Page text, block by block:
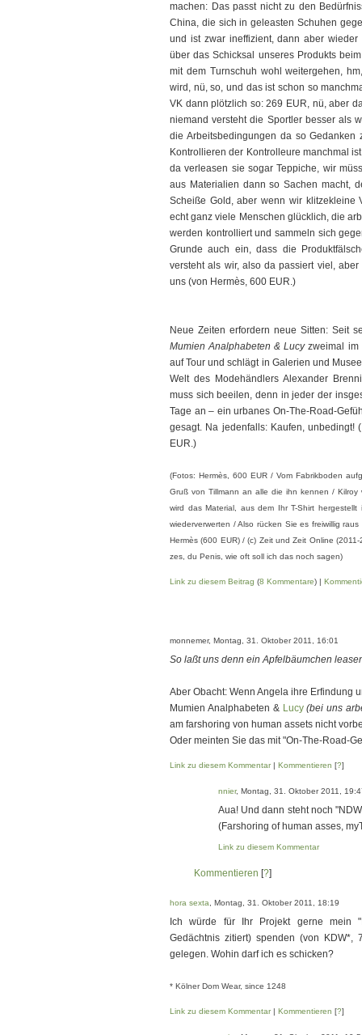
machen: Das passt nicht zu den
China, die sich in geleasten Schuhen
und ist zwar ineffizient, dann aber
über das Schicksal unseres Produkts
mit dem Turnschuh wohl weitergehen,
wird, nü, so, und das ist schon so
VK dann plötzlich so: 269 EUR, nü, aber
niemand versteht die Sportler besser als
die Arbeitsbedingungen da so
Kontrollieren der Kontrolleure manchmal
da verleasen sie sogar Teppiche, wir
aus Materialien dann so Sachen macht,
Scheiße Gold, aber wenn wir klitzekleine
echt ganz viele Menschen glücklich, die
werden kontrolliert und sammeln sich
Grunde auch ein, dass die
versteht als wir, also da passiert viel,
uns (von Hermès, 600 EUR.)
Neue Zeiten erfordern neue Sitten: Seit
Mumien Analphabeten & Lucyzweimal im
auf Tour und schlägt in Galerien und
Welt des Modehändlers Alexander
muss sich beeilen, denn in jeder der
Tage an – ein urbanes On-The-Road-
gesagt. Na jedenfalls: Kaufen, unbedingt!
EUR.)
(Fotos: Hermès, 600 EUR / Vom Fabrikboden
Gruß von Tillmann an alle die ihn kennen /
wird das Material, aus dem Ihr T-Shirt
wiederverwerten / Also rücken Sie es freiwillig
Hermès (600 EUR) / (c) Zeit und Zeit Online
zes, du Penis, wie oft soll ich das noch sagen)
Link zu diesem Beitrag (8 Kommentare) |
monnemer, Montag, 31. Oktober 2011, 16:01
So laßt uns denn ein Apfelbäumchen
Aber Obacht: Wenn Angela ihre Erfindung
Mumien Analphabeten & Lucy (bei uns
am farshoring von human assets nicht
Oder meinten Sie das mit "On-The-Road-
Link zu diesem Kommentar| Kommentieren [?]
nnier, Montag, 31. Oktober 2011,
Aua! Und dann steht noch
(Farshoring of human asses,
Link zu diesem Kommentar
Kommentieren [?]
hora sexta , Montag, 31. Oktober 2011, 18:19
Ich würde für Ihr Projekt gerne mein
Gedächtnis zitiert) spenden (von
gelegen. Wohin darf ich es schicken?
* Kölner Dom Wear, since 1248
Link zu diesem Kommentar| Kommentieren [?]